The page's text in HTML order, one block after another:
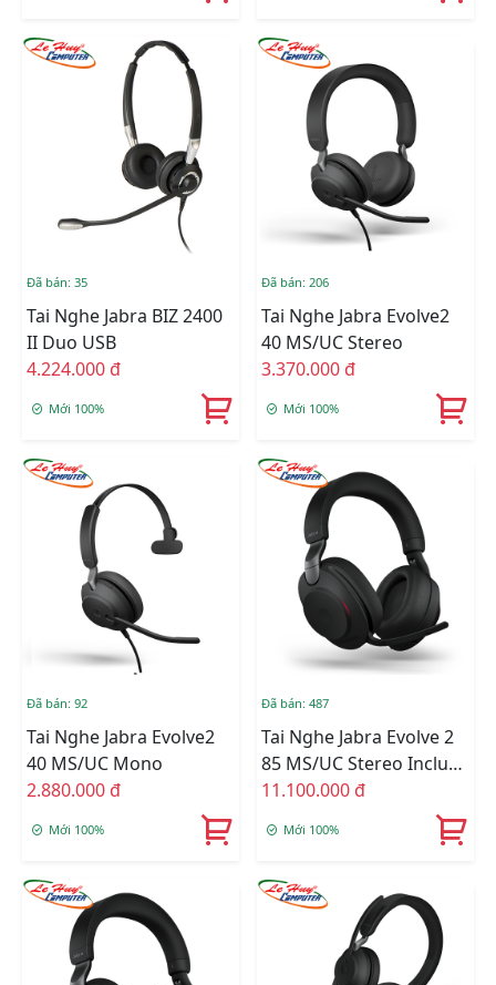
Đã bán: 35
Tai Nghe Jabra BIZ 2400
II Duo USB
4.224.000 đ
Mới 100%
Đã bán: 206
Tai Nghe Jabra Evolve2
40 MS/UC Stereo
3.370.000 đ
Mới 100%
Đã bán: 92
Tai Nghe Jabra Evolve2
40 MS/UC Mono
2.880.000 đ
Mới 100%
Đã bán: 487
Tai Nghe Jabra Evolve 2
85 MS/UC Stereo Include
Changing
11.100.000 đ
Mới 100%